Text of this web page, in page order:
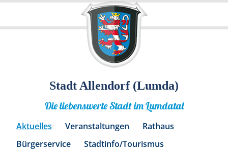
Stadt Allendorf (Lumda)
Die liebenswerte Stadt im Lumdatal
Aktuelles Veranstaltungen
Rathaus
Bürgerservice
Stadtinfo/Tourismus